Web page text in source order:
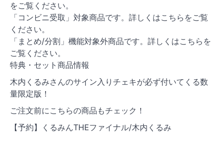
をご覧ください。
「コンビニ受取」対象商品です。詳しくはこちらをご覧
ください。
「まとめ/分割」機能対象外商品です。詳しくはこちらを
ご覧ください。
特典・セット商品情報
木内くるみさんのサイン入りチェキが必ず付いてくる数
量限定版！
ご注文前にこちらの商品もチェック！
【予約】くるみんTHEファイナル/木内くるみ